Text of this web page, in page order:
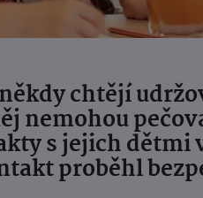
chtějí
nemohou
s jejich dětmi
proběhl